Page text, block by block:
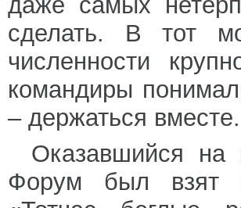
сделать. В тот
численности
командиры
– держаться вместе.
Оказавшийся на
Форум был взят